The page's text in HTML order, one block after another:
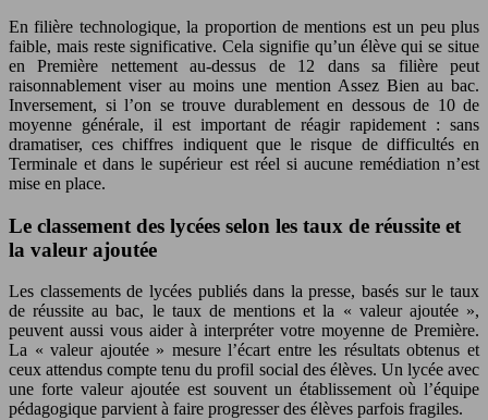
En filière technologique, la proportion de mentions est un peu plus
faible, mais reste significative. Cela signifie qu’un élève qui se situe
en Première nettement au-dessus de 12 dans sa filière peut
raisonnablement viser au moins une mention Assez Bien au bac.
Inversement, si l’on se trouve durablement en dessous de 10 de
moyenne générale, il est important de réagir rapidement : sans
dramatiser, ces chiffres indiquent que le risque de difficultés en
Terminale et dans le supérieur est réel si aucune remédiation n’est
mise en place.
Le classement des lycées selon les taux de réussite et
la valeur ajoutée
Les classements de lycées publiés dans la presse, basés sur le taux
de réussite au bac, le taux de mentions et la « valeur ajoutée »,
peuvent aussi vous aider à interpréter votre moyenne de Première.
La « valeur ajoutée » mesure l’écart entre les résultats obtenus et
ceux attendus compte tenu du profil social des élèves. Un lycée avec
une forte valeur ajoutée est souvent un établissement où l’équipe
pédagogique parvient à faire progresser des élèves parfois fragiles.